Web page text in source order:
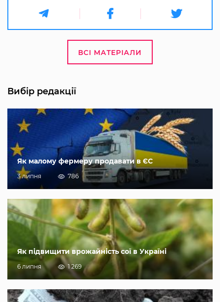
ВСІ МАТЕРІАЛИ
Вибір редакції
Як малому фермеру продавати в ЄС
3 липня 786
Як підвищити врожайність сої в Україні
6 липня 1 269